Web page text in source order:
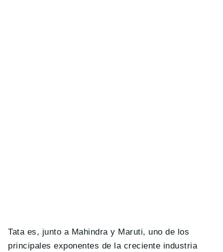
Tata es, junto a Mahindra y Maruti, uno de los
principales exponentes de la creciente industria